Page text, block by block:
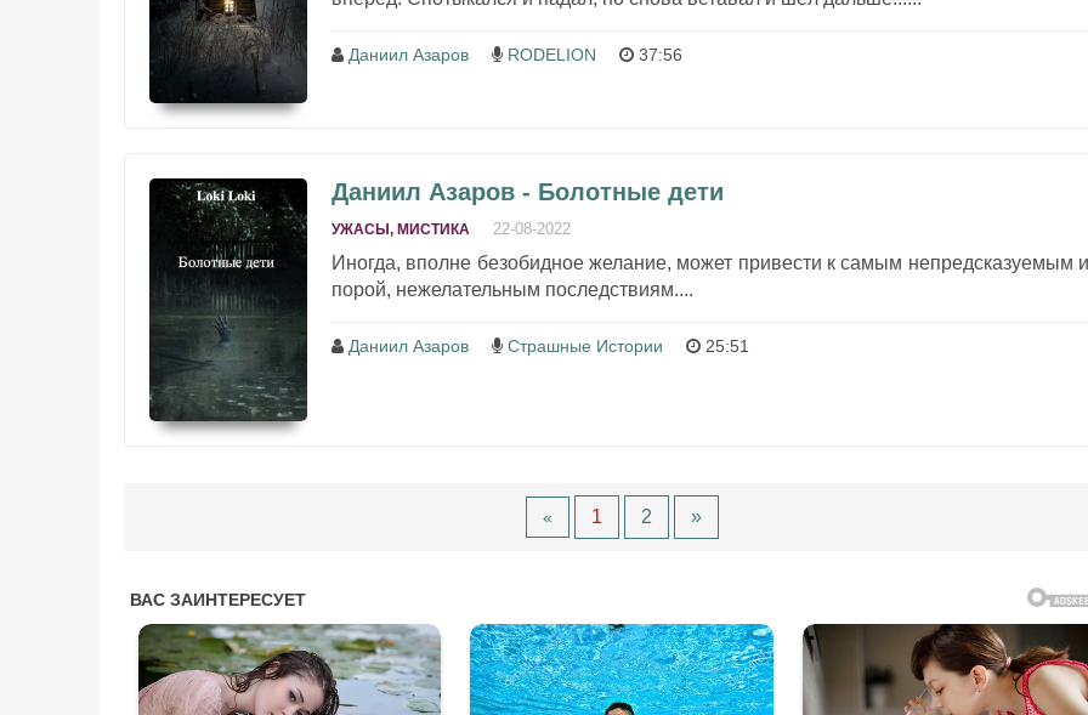
Даниил Азаров RODELION 37:56
Даниил Азаров - Болотные дети
УЖАСЫ, МИСТИКА 22-08-2022
Иногда, вполне безобидное желание, может привести к самым непредсказуемым
порой, нежелательным последствиям....
Даниил Азаров Страшные Истории 25:51
« 1 2 »